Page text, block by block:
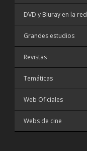
DVD y Bluray en la red
Grandes estudios
Revistas
Temáticas
Web Oficiales
Webs de cine